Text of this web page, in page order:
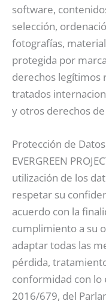
software,
selección,
fotografías,
protegida por
derechos legítimos
tratados
y otros derechos
Protección de Datos
EVERGREEN
utilización de los
respetar su
acuerdo con la
cumplimiento a su
adaptar todas las
pérdida,
conformidad con lo
2016/679, del